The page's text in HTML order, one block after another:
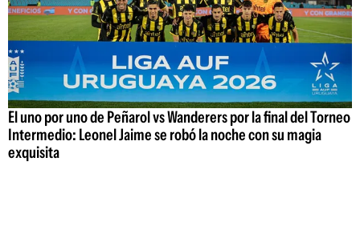
El uno por uno de Peñarol vs Wanderers por la final del Torneo
Intermedio: Leonel Jaime se robó la noche con su magia
exquisita